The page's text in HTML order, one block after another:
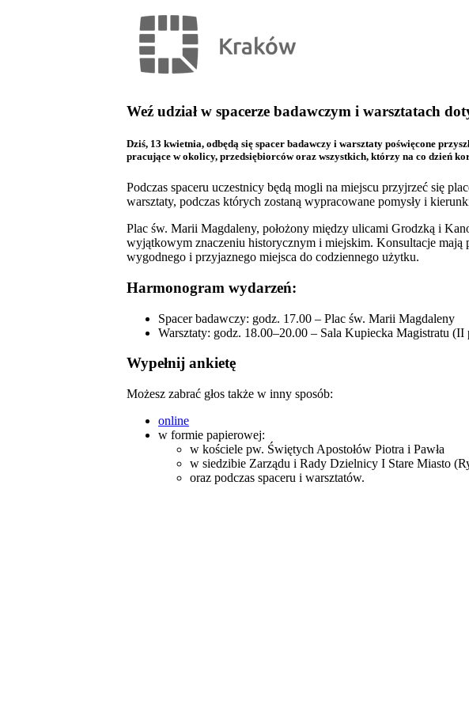
Weź udział w spacerze badawczym i warsztatach
Dziś, 13 kwietnia, odbędą się spacer badawczy i warsztaty poświęcone
pracujące w okolicy, przedsiębiorców oraz wszystkich, którzy na co dzień
Podczas spaceru uczestnicy będą mogli na miejscu przyjrzeć się
warsztaty, podczas których zostaną wypracowane pomysły i
Plac św. Marii Magdaleny, położony między ulicami Grodzką i
wyjątkowym znaczeniu historycznym i miejskim. Konsultacje
wygodnego i przyjaznego miejsca do codziennego użytku.
Harmonogram wydarzeń:
Spacer badawczy: godz. 17.00 – Plac św. Marii Magdaleny
Warsztaty: godz. 18.00–20.00 – Sala Kupiecka Magistratu
Wypełnij ankietę
Możesz zabrać głos także w inny sposób:
online
w formie papierowej:
w kościele pw. Świętych Apostołów Piotra i Pawła
w siedzibie Zarządu i Rady Dzielnicy I Stare Miasto
oraz podczas spaceru i warsztatów.